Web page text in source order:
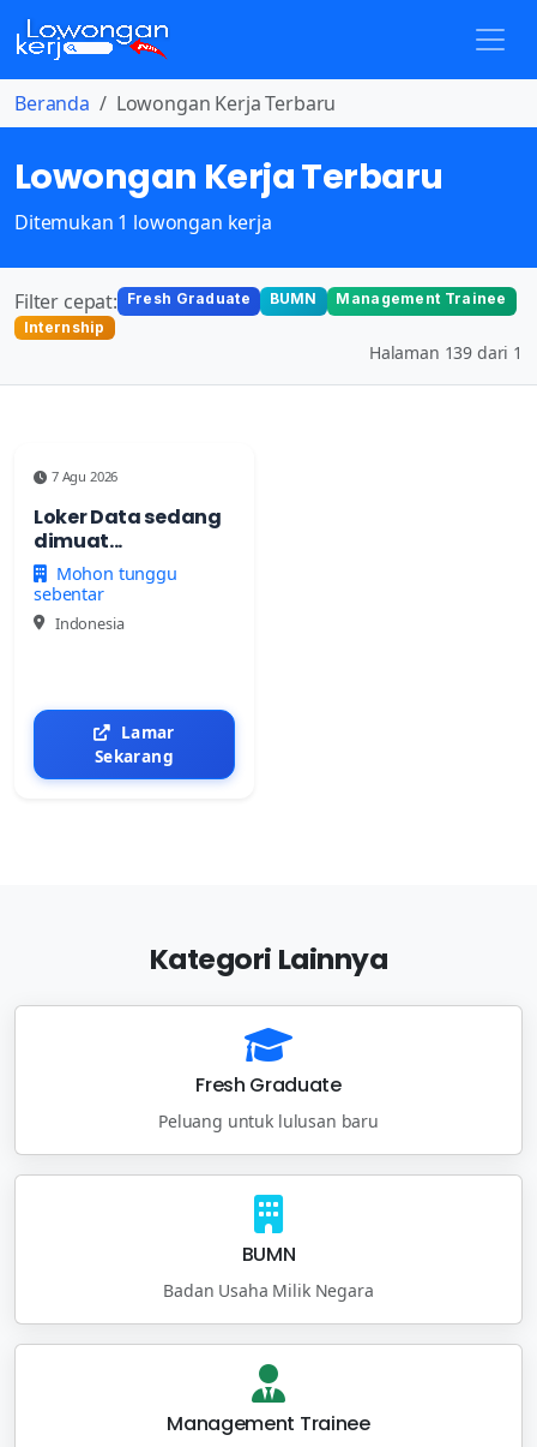
Beranda Lowongan Kerja Terbaru
Lowongan Kerja Terbaru
Ditemukan 1 lowongan kerja
Filter cepat: Fresh Graduate BUMN
Management Trainee
Internship
Halaman 139 dari 1
7 Agu 2026
Loker Data sedang
dimuat...
Mohon tunggu
sebentar
Indonesia
Lamar
Sekarang
Kategori Lainnya
Fresh Graduate
Peluang untuk lulusan baru
BUMN
Badan Usaha Milik Negara
Management Trainee